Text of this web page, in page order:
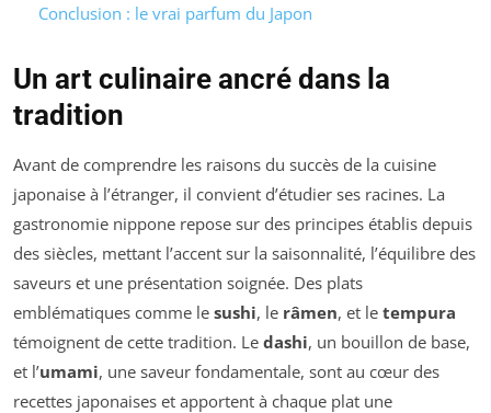
Conclusion : le vrai parfum du Japon
Un art culinaire ancré dans la
tradition
Avant de comprendre les raisons du succès de la cuisine
japonaise à l’étranger, il convient d’étudier ses racines. La
gastronomie nippone repose sur des principes établis depuis
des siècles, mettant l’accent sur la saisonnalité, l’équilibre des
saveurs et une présentation soignée. Des plats
emblématiques comme le sushi, le râmen, et le tempura
témoignent de cette tradition. Le dashi, un bouillon de base,
et l’umami, une saveur fondamentale, sont au cœur des
recettes japonaises et apportent à chaque plat une